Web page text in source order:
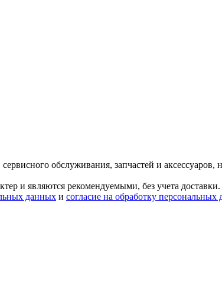
обслуживания, запчастей и
и являются рекомендуемыми, без учета доставки.
данных и согласие на обработку персональных